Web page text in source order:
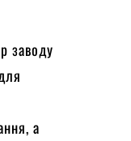
заводу
а